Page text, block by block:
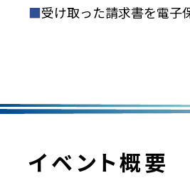
■受け取った請求書を電子
イベント概要